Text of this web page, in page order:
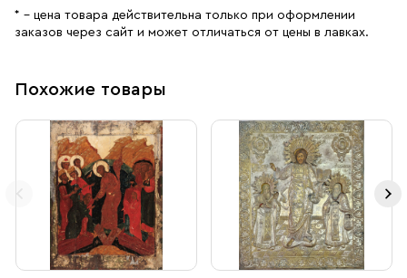
* – цена товара действительна только при оформлении
заказов через сайт и может отличаться от цены в лавках.
Похожие товары